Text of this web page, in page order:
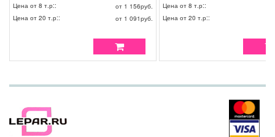
массирующими движениями. Оставить на 5-10
минут для воздействия. Тщательно смыть
водой.
Цена от 8 т.р::
от 1 156руб.
Цена от 20 т.р::
от 1 091руб.
движениями. Смыть водой.
Цена от 8 т.р::
Цена от 20 т.р::